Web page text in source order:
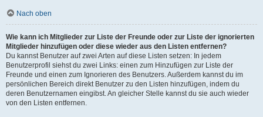
Nach oben
Wie kann ich Mitglieder zur Liste der Freunde oder zur Liste der ignorierten
Mitglieder hinzufügen oder diese wieder aus den Listen entfernen?
Du kannst Benutzer auf zwei Arten auf diese Listen setzen: In jedem
Benutzerprofil siehst du zwei Links: einen zum Hinzufügen zur Liste der
Freunde und einen zum Ignorieren des Benutzers. Außerdem kannst du im
persönlichen Bereich direkt Benutzer zu den Listen hinzufügen, indem du
deren Benutzernamen eingibst. An gleicher Stelle kannst du sie auch wieder
von den Listen entfernen.